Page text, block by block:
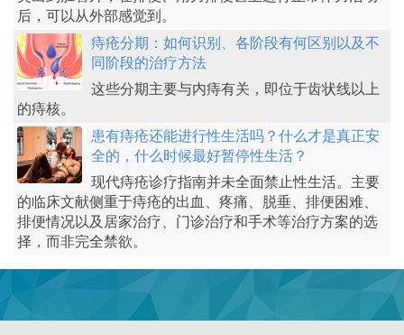
后，可以从外部感觉到。
痔疮分期：如何识别、各阶段有何区别以及不
同阶段的治疗方法
这些分期主要与内痔有关，即位于齿状线以上
的痔核。
患有痔疮还能进行性生活吗？什么才是真正安
全的，什么时候最好暂停性生活？
现代痔疮诊疗指南并未全面禁止性生活。主要
的临床文献侧重于痔疮的出血、疼痛、脱垂、排便困难、
排便情况以及居家治疗、门诊治疗和手术等治疗方案的选
择，而非完全禁欲。